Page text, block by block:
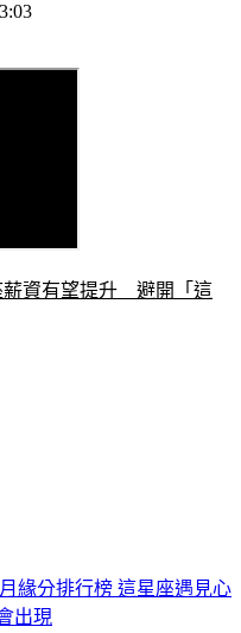
資有望提升　避開「這
緣分排行榜 這星座遇見心
出現